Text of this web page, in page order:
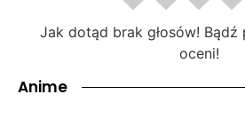
Jak dotąd brak głosów!
oceni!
Anime